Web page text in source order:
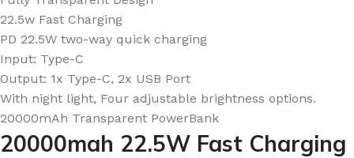
22.5w Fast Charging
PD 22.5W two-way quick charging
Input: Type-C
Output: 1x Type-C, 2x USB Port
With night light, Four adjustable brightness options.
20000mAh Transparent PowerBank ​
20000mah 22.5W Fast Charging